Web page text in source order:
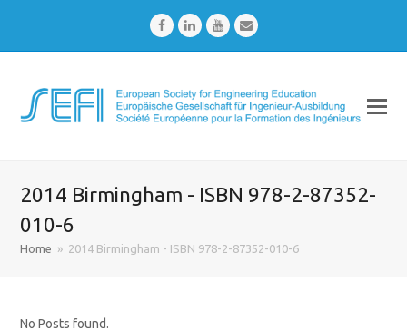
FacebookLinkedInYoutubeEmail
2014 Birmingham - ISBN 978-2-87352-
010-6
Home » 2014 Birmingham - ISBN 978-2-87352-010-6
No Posts found.